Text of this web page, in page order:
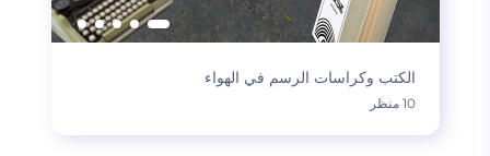
الكتب وكراسات الرسم في الهواء
10 منظر